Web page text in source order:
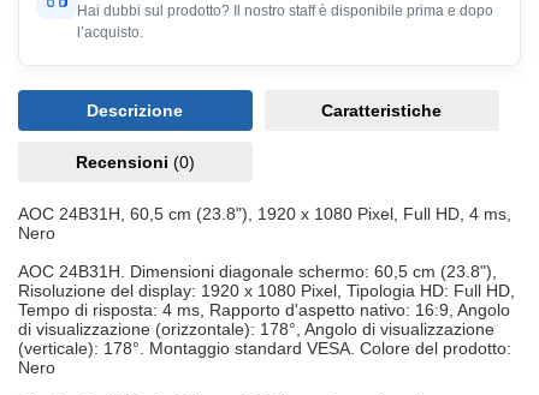
Hai dubbi sul prodotto? Il nostro staff è disponibile prima e dopo
l’acquisto.
Descrizione Caratteristiche
Recensioni (0)
AOC 24B31H, 60,5 cm (23.8"), 1920 x 1080 Pixel, Full HD, 4 ms,
Nero
AOC 24B31H. Dimensioni diagonale schermo: 60,5 cm (23.8"),
Risoluzione del display: 1920 x 1080 Pixel, Tipologia HD: Full HD,
Tempo di risposta: 4 ms, Rapporto d'aspetto nativo: 16:9, Angolo
di visualizzazione (orizzontale): 178°, Angolo di visualizzazione
(verticale): 178°. Montaggio standard VESA. Colore del prodotto:
Nero